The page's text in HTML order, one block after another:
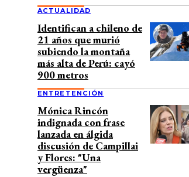
ACTUALIDAD
Identifican a chileno de
21 años que murió
subiendo la montaña
más alta de Perú: cayó
900 metros
ENTRETENCIÓN
Mónica Rincón
indignada con frase
lanzada en álgida
discusión de Campillai
y Flores: "Una
vergüenza"